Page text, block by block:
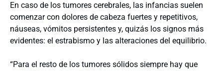
En caso de los tumores cerebrales, las infancias suelen
comenzar con dolores de cabeza fuertes y repetitivos,
náuseas, vómitos persistentes y, quizás los signos más
evidentes: el estrabismo y las alteraciones del equilibrio.
“Para el resto de los tumores sólidos siempre hay que